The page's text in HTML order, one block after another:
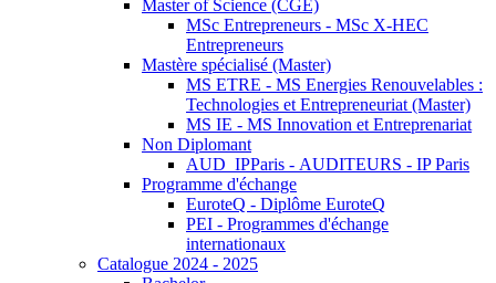
Master of Science (CGE)
MSc Entrepreneurs - MSc X-HEC
Entrepreneurs
Mastère spécialisé (Master)
MS ETRE - MS Energies Renouvelables :
Technologies et Entrepreneuriat (Master)
MS IE - MS Innovation et Entreprenariat
Non Diplomant
AUD_IPParis - AUDITEURS - IP Paris
Programme d'échange
EuroteQ - Diplôme EuroteQ
PEI - Programmes d'échange
internationaux
Catalogue 2024 - 2025